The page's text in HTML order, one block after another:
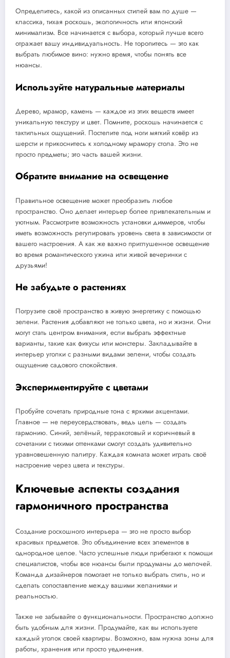
Определитесь, какой из описанных стилей вам по душе —
классика, тихая роскошь, экологичность или японский
минимализм. Все начинается с выбора, который лучше всего
отражает вашу индивидуальность. Не торопитесь — это как
выбрать любимое вино: нужно время, чтобы понять все
нюансы.
Используйте натуральные материалы
Дерево, мрамор, камень — каждое из этих веществ имеет
уникальную текстуру и цвет. Помните, роскошь начинается с
тактильных ощущений. Постелите под ноги мягкий ковёр из
шерсти и прикоснитесь к холодному мрамору стола. Это не
просто предметы; это часть вашей жизни.
Обратите внимание на освещение
Правильное освещение может преобразить любое
пространство. Оно делает интерьер более привлекательным и
уютным. Рассмотрите возможность установки диммеров, чтобы
иметь возможность регулировать уровень света в зависимости от
вашего настроения. А как же важно приглушенное освещение
во время романтического ужина или живой вечеринки с
друзьями!
Не забудьте о растениях
Погрузите своё пространство в живую энергетику с помощью
зелени. Растения добавляют не только цвета, но и жизни. Они
могут стать центром внимания, если выбрать эффектные
варианты, такие как фикусы или монстеры. Закладывайте в
интерьер уголки с разными видами зелени, чтобы создать
ощущение садового спокойствия.
Экспериментируйте с цветами
Пробуйте сочетать природные тона с яркими акцентами.
Главное — не переусердствовать, ведь цель — создать
гармонию. Синий, зелёный, терракотовый и коричневый в
сочетании с тихими оттенками смогут создать удивительно
уравновешенную палитру. Каждая комната может играть своё
настроение через цвета и текстуры.
Ключевые аспекты создания
гармоничного пространства
Создание роскошного интерьера — это не просто выбор
красивых предметов. Это объединение всех элементов в
однородное целое. Часто успешные люди прибегают к помощи
специалистов, чтобы все нюансы были продуманы до мелочей.
Команда дизайнеров помогает не только выбрать стиль, но и
сделать сопоставление между вашими желаниями и
реальностью.
Также не забывайте о функциональности. Пространство должно
быть удобным для жизни. Продумайте, как вы используете
каждый уголок своей квартиры. Возможно, вам нужна зоны для
работы, хранения или просто уединения.